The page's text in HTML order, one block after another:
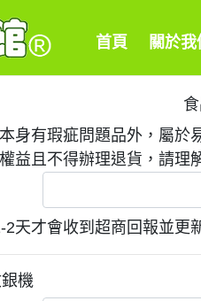
首頁 關於我
食
身有瑕疵問題品外，屬於
益且不得辦理退貨，請理
天才會收到超商回報並更
機